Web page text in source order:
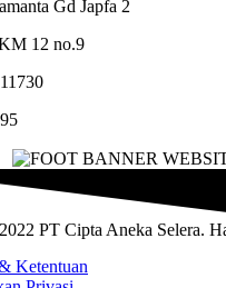
Gd Japfa 2
12 no.9
PT Cipta Aneka Selera.
Ketentuan